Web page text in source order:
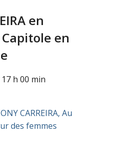
en
en
h 00 min